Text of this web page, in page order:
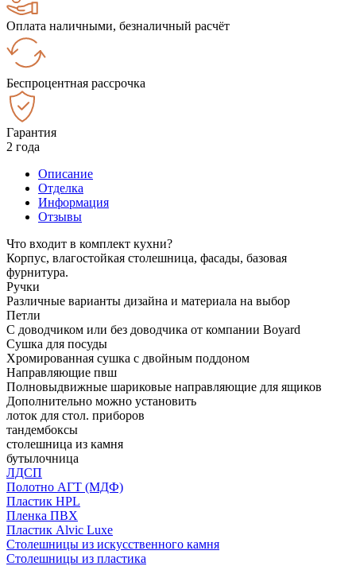
Оплата наличными, безналичный расчёт
Беспроцентная рассрочка
Гарантия
2 года
Описание
Отделка
Информация
Отзывы
Что входит в комплект кухни?
Корпус, влагостойкая столешница, фасады, базовая
фурнитура.
Ручки
Различные варианты дизайна и материала на выбор
Петли
С доводчиком или без доводчика от компании Boyard
Сушка для посуды
Хромированная сушка с двойным поддоном
Направляющие пвш
Полновыдвижные шариковые направляющие для ящиков
Дополнительно можно установить
лоток для стол. приборов
тандембоксы
столешница из камня
бутылочница
ЛДСП
Полотно АГТ (МДФ)
Пластик HPL
Пленка ПВХ
Пластик Alvic Luxe
Столешницы из искусственного камня
Столешницы из пластика